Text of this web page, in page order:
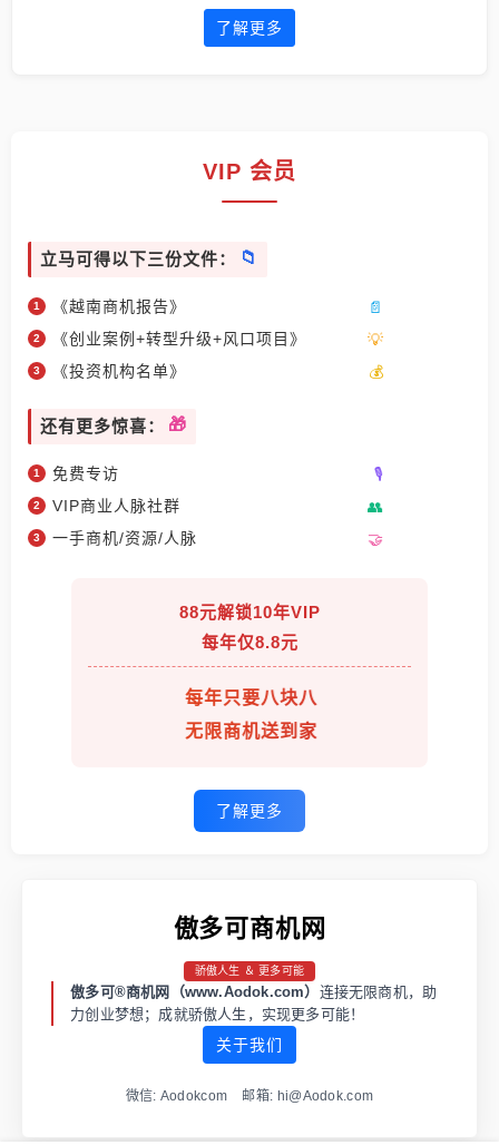
了解更多
VIP 会员
立马可得以下三份文件：
《越南商机报告》
《创业案例+转型升级+风口项目》
《投资机构名单》
还有更多惊喜：
免费专访
VIP商业人脉社群
一手商机/资源/人脉
88元解锁10年VIP
每年仅8.8元
每年只要八块八
无限商机送到家
了解更多
傲多可商机网
骄傲人生 ＆ 更多可能
傲多可®商机网（www.Aodok.com） 连接无限商机，助
力创业梦想；成就骄傲人生，实现更多可能！
关于我们
微信: Aodokcom 邮箱: hi@Aodok.com